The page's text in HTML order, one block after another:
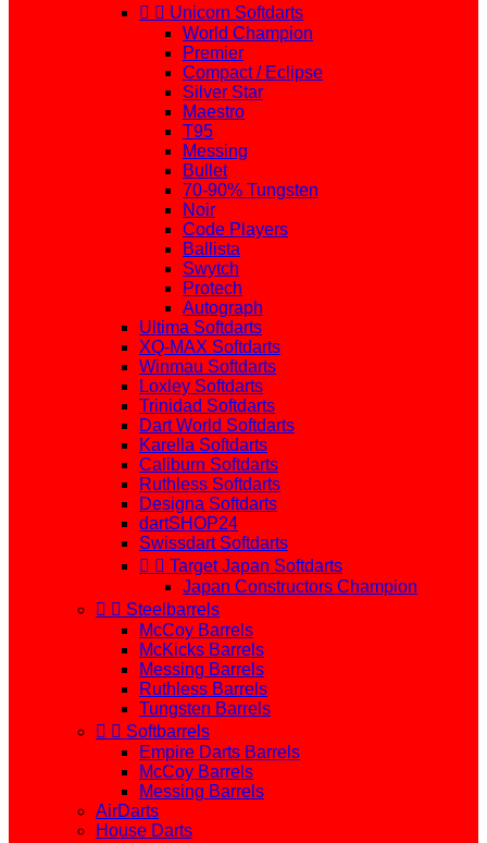
  Unicorn Softdarts
World Champion
Premier
Compact / Eclipse
Silver Star
Maestro
T95
Messing
Bullet
70-90% Tungsten
Noir
Code Players
Ballista
Swytch
Protech
Autograph
Ultima Softdarts
XQ-MAX Softdarts
Winmau Softdarts
Loxley Softdarts
Trinidad Softdarts
Dart World Softdarts
Karella Softdarts
Caliburn Softdarts
Ruthless Softdarts
Designa Softdarts
dartSHOP24
Swissdart Softdarts
  Target Japan Softdarts
Japan Constructors Champion
  Steelbarrels
McCoy Barrels
McKicks Barrels
Messing Barrels
Ruthless Barrels
Tungsten Barrels
  Softbarrels
Empire Darts Barrels
McCoy Barrels
Messing Barrels
AirDarts
House Darts